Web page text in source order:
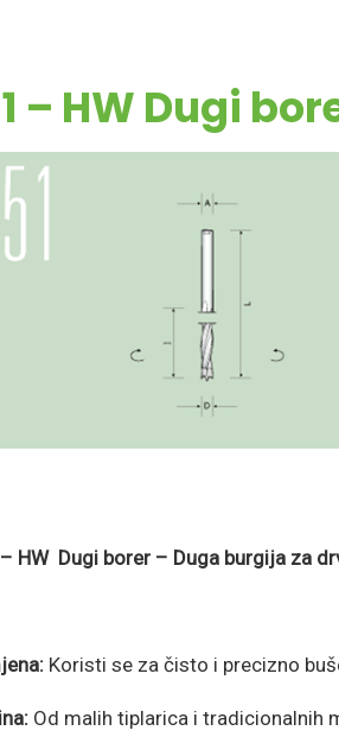
– HW Dugi
HW Dugi borer – Duga burgija za
Koristi se za čisto i precizno
Od malih tiplarica i tradicionalnih